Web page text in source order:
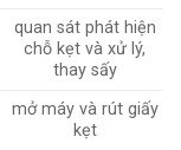
quan sát phát hiện
chỗ kẹt và xử lý,
thay sấy
mở máy và rút giấy
kẹt